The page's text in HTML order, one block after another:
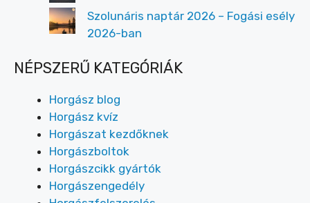
Szolunáris naptár 2026 – Fogási esély
2026-ban
NÉPSZERŰ KATEGÓRIÁK
Horgász blog
Horgász kvíz
Horgászat kezdőknek
Horgászboltok
Horgászcikk gyártók
Horgászengedély